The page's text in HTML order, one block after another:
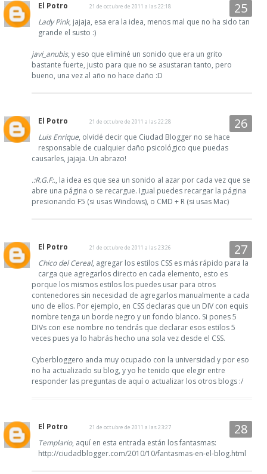
El Potro 21 de octubre de 2011 a las 22:18
Lady Pink, jajaja, esa era la idea, menos mal que no ha sido tan
grande el susto :)
javi_anubis, y eso que eliminé un sonido que era un grito
bastante fuerte, justo para que no se asustaran tanto, pero
bueno, una vez al año no hace daño :D
El Potro 21 de octubre de 2011 a las 22:28
Luis Enrique, olvidé decir que Ciudad Blogger no se hace
responsable de cualquier daño psicológico que puedas
causarles, jajaja. Un abrazo!
.:R.G.F:., la idea es que sea un sonido al azar por cada vez que se
abre una página o se recargue. Igual puedes recargar la página
presionando F5 (si usas Windows), o CMD + R (si usas Mac)
El Potro 21 de octubre de 2011 a las 23:26
Chico del Cereal, agregar los estilos CSS es más rápido para la
carga que agregarlos directo en cada elemento, esto es
porque los mismos estilos los puedes usar para otros
contenedores sin necesidad de agregarlos manualmente a cada
uno de ellos. Por ejemplo, en CSS declaras que un DIV con equis
nombre tenga un borde negro y un fondo blanco. Si pones 5
DIVs con ese nombre no tendrás que declarar esos estilos 5
veces pues ya lo habrás hecho una sola vez desde el CSS.
Cyberbloggero anda muy ocupado con la universidad y por eso
no ha actualizado su blog, y yo he tenido que elegir entre
responder las preguntas de aquí o actualizar los otros blogs :/
El Potro 21 de octubre de 2011 a las 23:27
Templario, aquí en esta entrada están los fantasmas:
http://ciudadblogger.com/2010/10/fantasmas-en-el-blog.html